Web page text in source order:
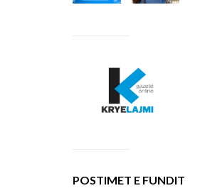
POSTIMET E FUNDIT